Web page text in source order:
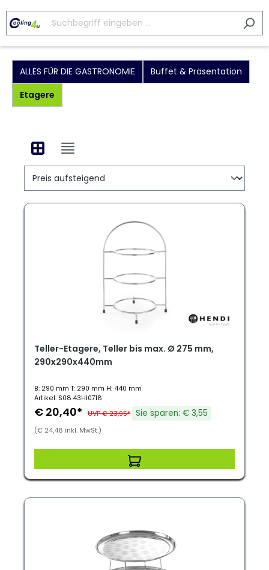
ALLES FÜR DIE GASTRONOMIE
Buffet & Präsentation
Etagere
Teller-Etagere, Teller bis max. Ø 275 mm,
290x290x440mm
B: 290 mm T: 290 mm H: 440 mm
Artikel: S08.43HI0718
€ 20,40* UVP € 23,95* Sie sparen: € 3,55
(€ 24,48 inkl. MwSt.)